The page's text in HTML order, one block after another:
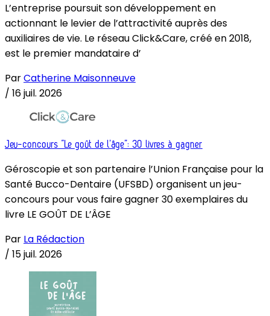
L’entreprise poursuit son développement en
actionnant le levier de l’attractivité auprès des
auxiliaires de vie. Le réseau Click&Care, créé en 2018,
est le premier mandataire d’
ParCatherine Maisonneuve
/ 16 juil. 2026
Jeu-concours “Le goût de l’âge”: 30 livres à gagner
Géroscopie et son partenaire l’Union Française pour la
Santé Bucco-Dentaire (UFSBD) organisent un jeu-
concours pour vous faire gagner 30 exemplaires du
livre LE GOÛT DE L’ÂGE
Par La Rédaction
/ 15 juil. 2026